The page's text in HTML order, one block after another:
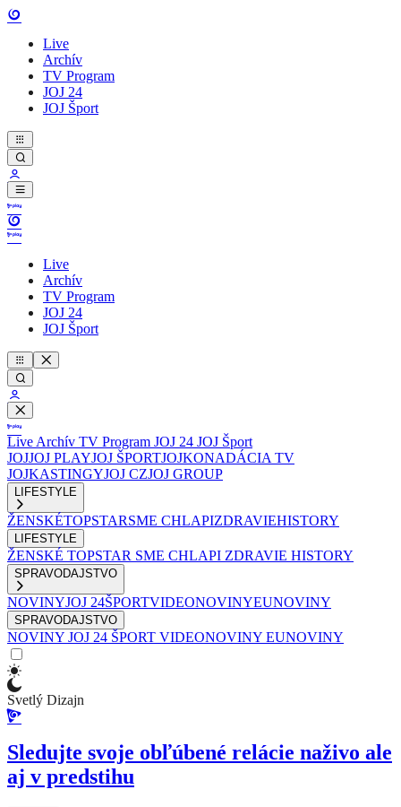
Live
Archív
TV Program
JOJ 24
JOJ Šport
Live
Archív
TV Program
JOJ 24
JOJ Šport
Live Archív TV Program JOJ 24 JOJ Šport
JOJJOJ PLAYJOJ ŠPORTJOJKONADÁCIA TV
JOJKASTINGYJOJ CZJOJ GROUP
LIFESTYLE
ŽENSKÉTOPSTARSME CHLAPIZDRAVIEHISTORY
LIFESTYLE
ŽENSKÉ TOPSTAR SME CHLAPI ZDRAVIE HISTORY
SPRAVODAJSTVO
NOVINYJOJ 24ŠPORTVIDEONOVINYEUNOVINY
SPRAVODAJSTVO
NOVINY JOJ 24 ŠPORT VIDEONOVINY EUNOVINY
Svetlý Dizajn
Sledujte svoje obľúbené relácie naživo ale
aj v predstihu